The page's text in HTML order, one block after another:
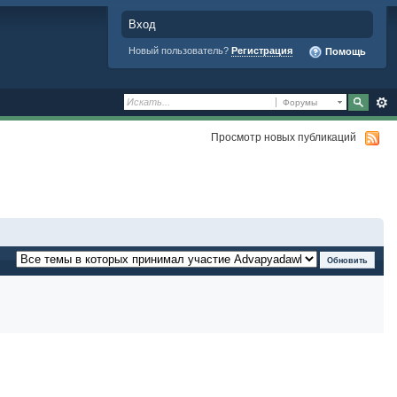
Вход
Новый пользователь? Регистрация Помощь
Форумы
Просмотр новых публикаций